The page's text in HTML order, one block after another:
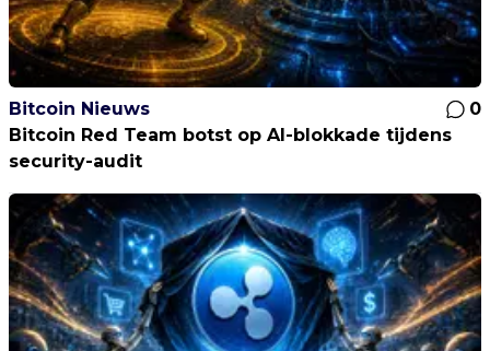
Bitcoin Nieuws
0
Bitcoin Red Team botst op AI-blokkade tijdens
security-audit